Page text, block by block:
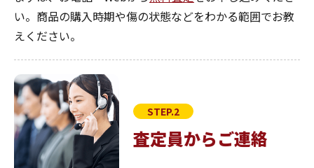
い。商品の購入時期や傷の状態などをわかる範囲でお教
えください。
STEP.2
査定員からご連絡